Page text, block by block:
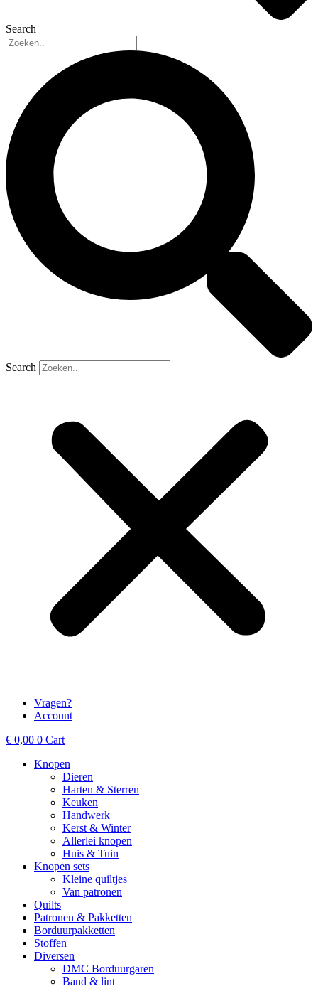
Search
Search
Vragen?
Account
€ 0,00 0 Cart
Knopen
Dieren
Harten & Sterren
Keuken
Handwerk
Kerst & Winter
Allerlei knopen
Huis & Tuin
Knopen sets
Kleine quiltjes
Van patronen
Quilts
Patronen & Pakketten
Borduurpakketten
Stoffen
Diversen
DMC Borduurgaren
Band & lint